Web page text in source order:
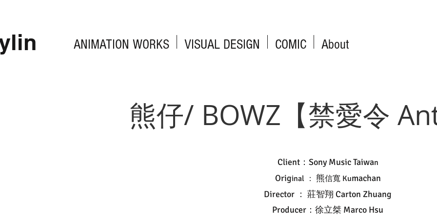
ANIMATION WORKS VISUAL DESIGN COMIC About
熊仔/ BOWZ【禁愛令
Client： Sony Music Taiwan
Original ： 熊信寬 Kumachan
Director ： 莊智翔 Carton Zhuang
Producer：徐立桀 Marco Hsu